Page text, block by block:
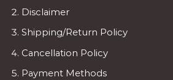
Disclaimer
Shipping/Return Policy
Cancellation Policy
Payment Methods